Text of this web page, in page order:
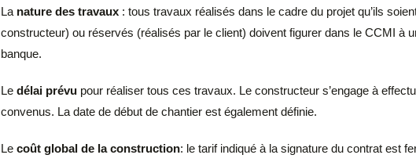
La nature des travaux : tous travaux réalisés dans le cadre du projet qu’ils
constructeur) ou réservés (réalisés par le client) doivent figurer dans le CCMI à
banque.
Le délai prévu pour réaliser tous ces travaux. Le constructeur s’engage à
convenus. La date de début de chantier est également définie.
Le coût global de la construction: le tarif indiqué à la signature du contrat est